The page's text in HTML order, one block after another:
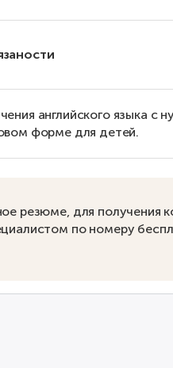
английского языка с
форме для детей.
резюме, для получения
по номеру